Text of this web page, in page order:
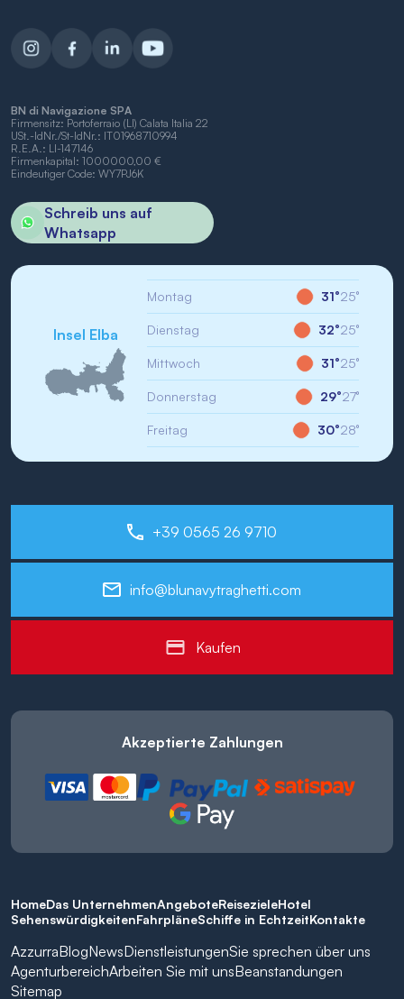
BN di Navigazione SPA
Firmensitz: Portoferraio (LI) Calata Italia 22
USt.-IdNr./St-IdNr.: IT01968710994
R.E.A.: LI-147146
Firmenkapital: 1000000,00 €
Eindeutiger Code: WY7PJ6K
Schreib uns auf
Whatsapp
Insel Elba
Montag 31°25°
Dienstag 32°25°
Mittwoch 31°25°
Donnerstag 29°27°
Freitag 30°28°
+39 0565 26 9710
info@blunavytraghetti.com
Kaufen
Akzeptierte Zahlungen
HomeDas UnternehmenAngeboteReisezieleHotel
SehenswürdigkeitenFahrpläneSchiffe in EchtzeitKontakte
AzzurraBlogNewsDienstleistungenSie sprechen über uns
AgenturbereichArbeiten Sie mit unsBeanstandungen
Sitemap